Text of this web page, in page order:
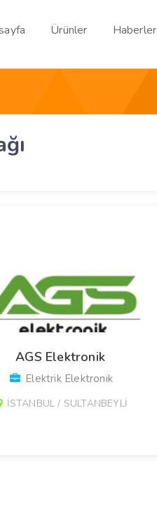
Ürünler Haberler
AGS Elektronik
Elektrik Elektronik
İSTANBUL / SULTANBEYLİ